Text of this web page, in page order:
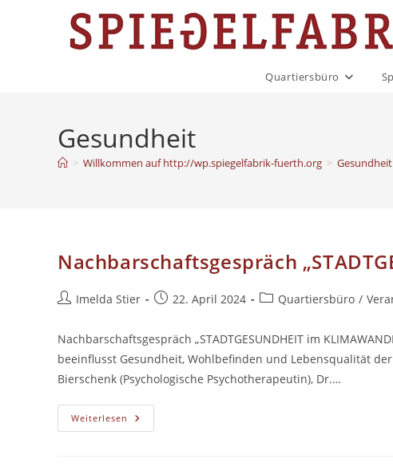
Quartiersbüro
Gesundheit
> Willkommen auf http://wp.spiegelfabrik-fuerth.org > Gesundheit
Nachbarschaftsgespräch
Beitrags-
Imelda Stier
Beitrag22. April 2024
Beitrags-
Quartiersbüro /
Nachbarschaftsgespräch „STADTGESUNDHEIT im
beeinflusst Gesundheit, Wohlbefinden und Lebensqualität
Bierschenk (Psychologische Psychotherapeutin), Dr.…
Weiterlesen Nachbarschaftsgespräch
„STADTGESUNDHEIT